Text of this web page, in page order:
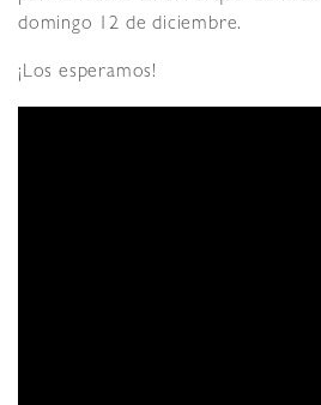
domingo 12 de diciembre.
¡Los esperamos!